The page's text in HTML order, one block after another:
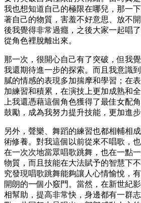
我也想知道自己的極限在哪兒，那一
著自己的物質，害羞不好意思、放不
後我覺得非常過癮，之後大家一起唱
從角色裡脫離出來。
那一次，很開心自己有了突破，但我
我還期待進一步的探索。而且我意識
膩的情感的表現多加揣摩和學習；在
加練習和積累，在演技上更加成熟和
上我還憑藉這個角色獲得了最佳女配
鼓勵，成為我努力提升技能，更加進步
另外，聲樂、舞蹈的練習也都相輔相
術修養。對我這個以前從來不唱歌，
在一次次地當眾唱歌跳舞，也在一點
物質，而且技能在大法賦予的智慧下
究發現唱歌跳舞能夠讓人心情愉悅，
開朗的一個小竅門。當然，在新世紀
相幫助，提高非常快，身邊都有一群